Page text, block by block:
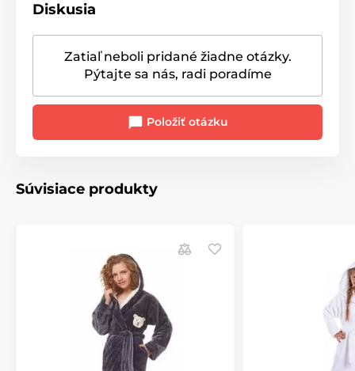
Diskusia
Zatiaľ neboli pridané žiadne otázky.
Pýtajte sa nás, radi poradíme
Položiť otázku
Súvisiace produkty